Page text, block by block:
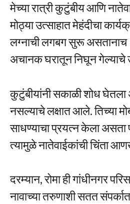
मेच्या रात्री कुटुंबीय आणि
मोठ्या उत्साहात मेहंदीचा
लग्नाची लगबग सुरू असतानाच
अचानक घरातून निघून
कुटुंबीयांनी सकाळी शोध घेतला
नसल्याचे लक्षात आले. तिच्या
साधण्याचा प्रयत्न केला असता
त्यामुळे नातेवाईकांची चिंता
दरम्यान, रोमा ही गांधीनगर
नावाच्या तरुणाशी सतत